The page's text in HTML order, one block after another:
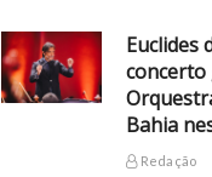
Euclides
Bahia
Redação